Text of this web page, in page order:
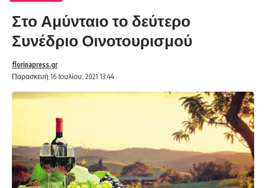
Στο Αμύνταιο το δεύτερο
Συνέδριο Οινοτουρισμού
Παρασκευή 16 Ιουλίου, 2021 13:44
florinapress.gr